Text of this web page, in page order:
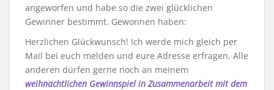
angeworfen und habe so die zwei glücklichen
Gewinner bestimmt. Gewonnen haben:
Herzlichen Glückwunsch! Ich werde mich gleich per
Mail bei euch melden und eure Adresse erfragen. Alle
anderen dürfen gerne noch an meinem
weihnachtlichen Gewinnspiel in Zusammenarbeit mit dem